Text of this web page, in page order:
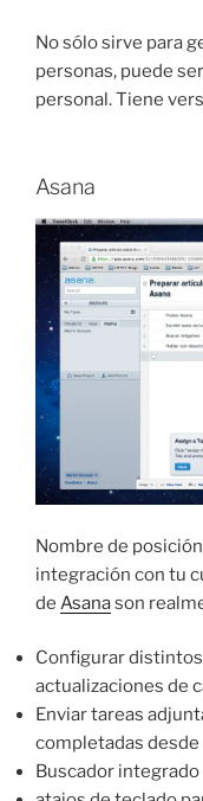
No sólo sirve para
personas, puede
personal. Tiene
Asana
Nombre de
integración con tu
de Asanason
Configurar
actualizaciones de
Enviar tareas
completadas desde
Buscador integrado